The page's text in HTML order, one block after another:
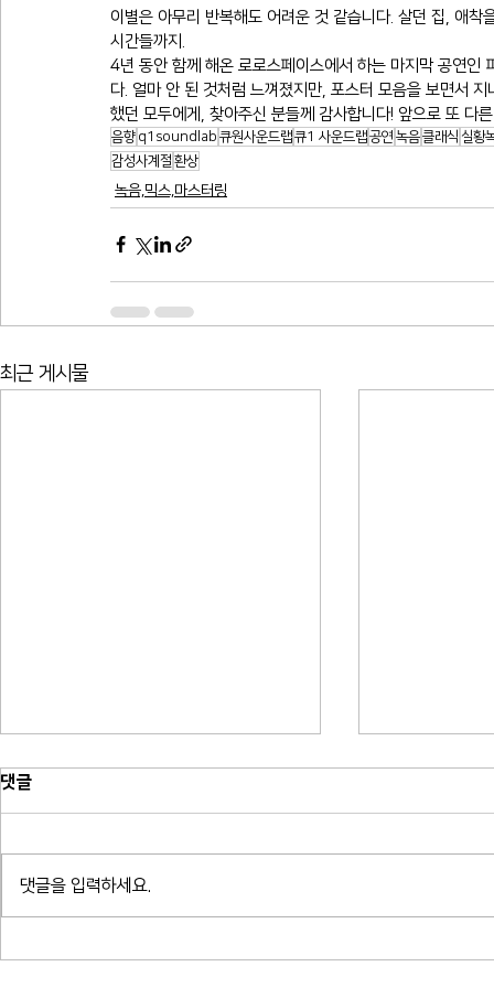
이별은 아무리 반복해도 어려운 것 같습니다. 살던 집, 애
시간들까지.
4년 동안 함께 해온 로로스페이스에서 하는 마지막 공연
다. 얼마 안 된 것처럼 느껴졌지만, 포스터 모음을 보면서
했던 모두에게, 찾아주신 분들께 감사합니다! 앞으로 또 다
음향 q1soundlab 큐원사운드랩큐1 사운드랩공연 녹음클래식 실황
감성사계절 환상
녹음,믹스,마스터링
최근 게시물
댓글
댓글을 입력하세요.